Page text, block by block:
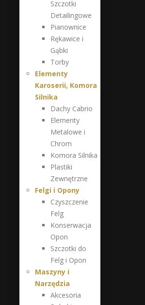
Szczotki
Detailingowe
Pianownice
Rękawice i
Gąbki
Torby
Elementy
Karoserii, Komora
Silnika
Dachy Cabrio
Elementy
Metalowe i
Chrom
Komora Silnika
Plastiki
Zewnętrzne
Felgi i Opony
Czyszczenie
Felg
Konserwacja
Opon
Szczotki do
Felg i Opon
Maszyny i
Narzędzia
Akcesoria